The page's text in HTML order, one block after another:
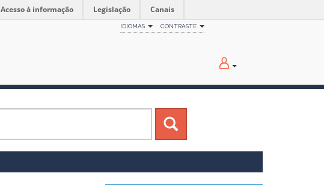
Acesso à informação Legislação Canais
IDIOMAS CONTRASTE